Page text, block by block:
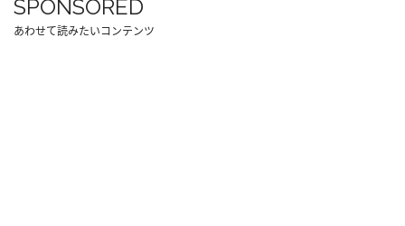
SPONSORED
あわせて読みたいコンテンツ